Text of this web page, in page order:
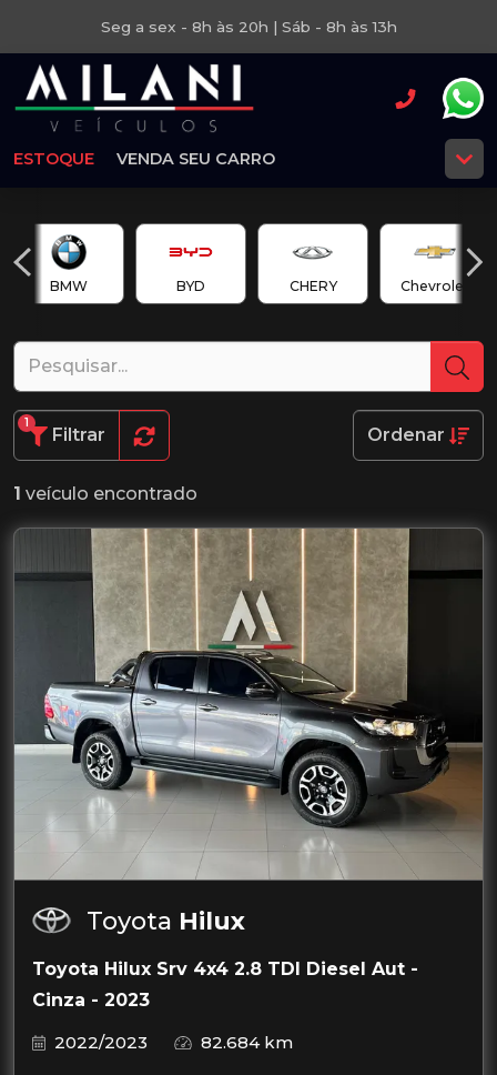
Seg a sex - 8h às 20h | Sáb - 8h às 13h
ESTOQUE VENDA SEU CARRO
BMW BYD CHERY Chevrolet
Filtrar
1
Ordenar
1 veículo encontrado
Toyota Hilux
Toyota Hilux Srv 4x4 2.8 TDI Diesel Aut -
Cinza - 2023
2022/2023
82.684 km